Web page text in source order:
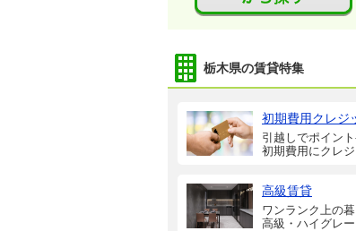
栃木県の賃貸特集
初期費用クレジ
引越しでポイント
初期費用にクレ
高級賃貸
ワンランク上の
高級・ハイグレ